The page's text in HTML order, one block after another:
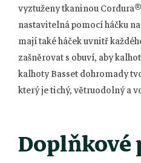
vyztuženy tkaninou
nastavitelná pomocí háčku
mají také háček uvnitř
zašněrovat s obuví, aby
kalhoty Basset dohromady
který je tichý, větruodolný a
Doplňkové